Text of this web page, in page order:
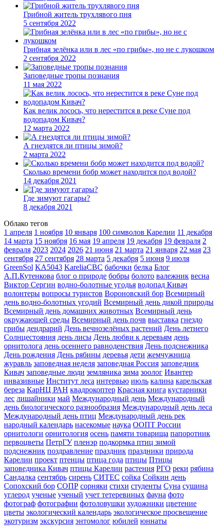
Грибной житель трухлявого пня
5 сентября 2022
Грибная зелёнка или в лес «по грибы», но не с лукошком
2 сентября 2022
Заповедные тропы познания
11 мая 2022
Как велик лосось, что нерестится в реке Суне под
водопадом Кивач?
12 марта 2022
А гнездятся ли птицы зимой?
2 марта 2022
Сколько времени бобр может находится под водой?
14 декабря 2021
Где зимуют гагары?
8 декабря 2021
Облако тегов
1 апреля 1 ноября 10 января 100 символов Карелии 11 декабря
14 марта 15 ноября 16 мая 19 апреля 19 декабря 19 февраля 2
февраля 2023 2024 2026 21 июня 21 марта 21 января 22 мая 23
сентября 27 сентября 28 марта 5 декабря 5 июня 9 июля
GreenSol KA5043 KareliaCBC бабочки белка Блог
А.П.Кутенкова блог о природе бобры болото валежник весна
Виктор Сергин водно-болотные угодья водопад Кивач
волонтеры вопросы туристов Вороновский бор Всемирный
день водно-болотных угодий Всемирный день дикой природы
Всемирный день домашних животных Всемирный день
окружающей среды Всемирный день почв выставка гнездо
грибы дендрарий День вечнозелёных растений День летнего
Солнцестояния день лисы День любви к деревьям день
орнитолога день осеннего равноденствия День подснежника
День рождения День рябины деревья дети жемчужница
журавль заповедная неделя заповедная Россия заповедник
Кивач заповедные люди земляника зима зоолог Ивантер
инвазивные Институт леса интервью июль калина карельская
береза КарНЦ РАН квадрокоптер Красная книга кустарники
лес лишайники май Международный день Международный
день биологического разнообразия Международный день леса
Международный день птиц Международный день рек
народный календарь насекомые наука ООПТ России
орнитологи орнитология осень памяти товарища папоротник
первоцветы ПетрГУ пленэр подкормка птиц зимой
подснежник поздравление праздник праздники природа
Карелии проект птенцы птица года птицы Птицы
заповедника Кивач птицы Карелии растения РГО реки рябина
Сандалка сентябрь сирень СИТЕС сойка Сойкин день
Сопохский бор СОПР сорняки стихи студенты Суна сушина
углерод ученые ученый учет тетеревиных фауна фото
фотограф фотографии фотоловушки художники цветение
цветы экологический календарь экологическое просвещение
экотуризм экскурсия энтомолог юбилей юннаты